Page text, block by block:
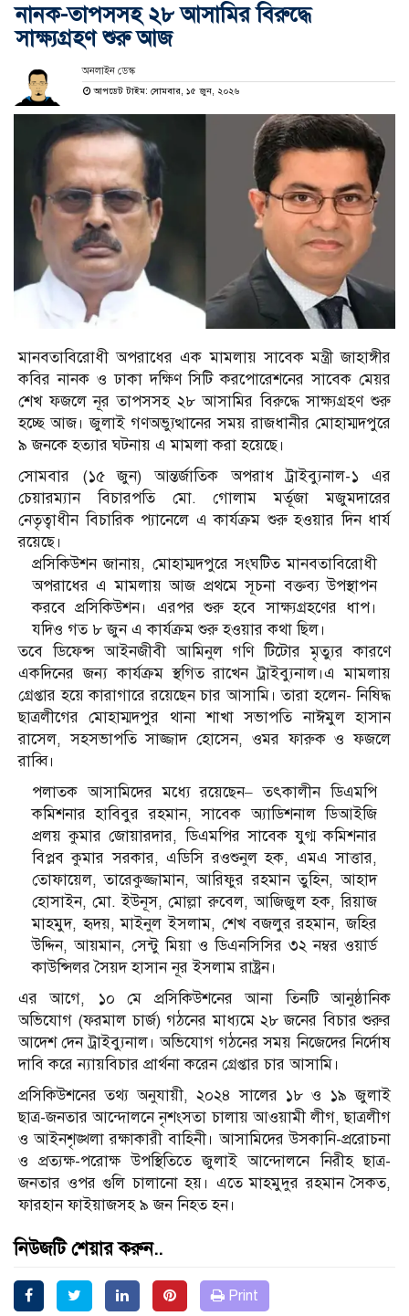
নানক-তাপসসহ ২৮ আসামির বিরুদ্ধে
সাক্ষ্যগ্রহণ শুরু আজ
অনলাইন ডেস্ক
আপডেট টাইম: সোমবার, ১৫ জুন, ২০২৬
মানবতাবিরোধী অপরাধের এক মামলায় সাবেক মন্ত্রী জাহাঙ্গীর
কবির নানক ও ঢাকা দক্ষিণ সিটি করপোরেশনের সাবেক মেয়র
শেখ ফজলে নূর তাপসসহ ২৮ আসামির বিরুদ্ধে সাক্ষ্যগ্রহণ শুরু
হচ্ছে আজ। জুলাই গণঅভ্যুত্থানের সময় রাজধানীর মোহাম্মদপুরে
৯ জনকে হত্যার ঘটনায় এ মামলা করা হয়েছে।
সোমবার (১৫ জুন) আন্তর্জাতিক অপরাধ ট্রাইব্যুনাল-১ এর
চেয়ারম্যান বিচারপতি মো. গোলাম মর্তূজা মজুমদারের
নেতৃত্বাধীন বিচারিক প্যানেলে এ কার্যক্রম শুরু হওয়ার দিন ধার্য
রয়েছে।
প্রসিকিউশন জানায়, মোহাম্মদপুরে সংঘটিত মানবতাবিরোধী
অপরাধের এ মামলায় আজ প্রথমে সূচনা বক্তব্য উপস্থাপন
করবে প্রসিকিউশন। এরপর শুরু হবে সাক্ষ্যগ্রহণের ধাপ।
যদিও গত ৮ জুন এ কার্যক্রম শুরু হওয়ার কথা ছিল।
তবে ডিফেন্স আইনজীবী আমিনুল গণি টিটোর মৃত্যুর কারণে
একদিনের জন্য কার্যক্রম স্থগিত রাখেন ট্রাইব্যুনাল।এ মামলায়
গ্রেপ্তার হয়ে কারাগারে রয়েছেন চার আসামি। তারা হলেন- নিষিদ্ধ
ছাত্রলীগের মোহাম্মদপুর থানা শাখা সভাপতি নাঈমুল হাসান
রাসেল, সহসভাপতি সাজ্জাদ হোসেন, ওমর ফারুক ও ফজলে
রাব্বি।
পলাতক আসামিদের মধ্যে রয়েছেন– তৎকালীন ডিএমপি
কমিশনার হাবিবুর রহমান, সাবেক অ্যাডিশনাল ডিআইজি
প্রলয় কুমার জোয়ারদার, ডিএমপির সাবেক যুগ্ম কমিশনার
বিপ্লব কুমার সরকার, এডিসি রওশুনুল হক, এমএ সাত্তার,
তোফায়েল, তারেকুজ্জামান, আরিফুর রহমান তুহিন, আহাদ
হোসাইন, মো. ইউনূস, মোল্লা রুবেল, আজিজুল হক, রিয়াজ
মাহমুদ, হৃদয়, মাইনুল ইসলাম, শেখ বজলুর রহমান, জহির
উদ্দিন, আয়মান, সেন্টু মিয়া ও ডিএনসিসির ৩২ নম্বর ওয়ার্ড
কাউন্সিলর সৈয়দ হাসান নূর ইসলাম রাষ্ট্রন।
এর আগে, ১০ মে প্রসিকিউশনের আনা তিনটি আনুষ্ঠানিক
অভিযোগ (ফরমাল চার্জ) গঠনের মাধ্যমে ২৮ জনের বিচার শুরুর
আদেশ দেন ট্রাইব্যুনাল। অভিযোগ গঠনের সময় নিজেদের নির্দোষ
দাবি করে ন্যায়বিচার প্রার্থনা করেন গ্রেপ্তার চার আসামি।
প্রসিকিউশনের তথ্য অনুযায়ী, ২০২৪ সালের ১৮ ও ১৯ জুলাই
ছাত্র-জনতার আন্দোলনে নৃশংসতা চালায় আওয়ামী লীগ, ছাত্রলীগ
ও আইনশৃঙ্খলা রক্ষাকারী বাহিনী। আসামিদের উসকানি-প্ররোচনা
ও প্রত্যক্ষ-পরোক্ষ উপস্থিতিতে জুলাই আন্দোলনে নিরীহ ছাত্র-
জনতার ওপর গুলি চালানো হয়। এতে মাহমুদুর রহমান সৈকত,
ফারহান ফাইয়াজসহ ৯ জন নিহত হন।
নিউজটি শেয়ার করুন..
Print